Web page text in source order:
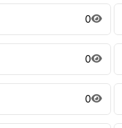
0
0
0